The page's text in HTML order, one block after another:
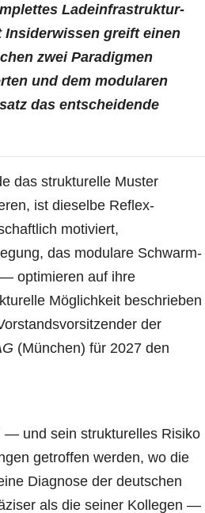
Ladeinfrastruktur-
Insiderwissen greift einen
zwei Paradigmen
und dem modularen
das entscheidende
das strukturelle Muster
ist dieselbe Reflex-
motiviert,
das modulare Schwarm-
optimieren auf ihre
Möglichkeit beschrieben
der
(München) für 2027 den
— und sein strukturelles Risiko
getroffen werden, wo die
Diagnose der deutschen
als die seiner Kollegen —